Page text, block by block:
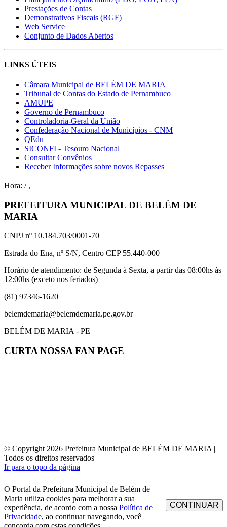
Prestações de Contas
Demonstrativos Fiscais (RGF)
Web Service
Conjunto de Dados Abertos
LINKS ÚTEIS
Câmara Municipal de BELÉM DE MARIA
Tribunal de Contas do Estado de Pernambuco
AMUPE
Governo de Pernambuco
Controladoria-Geral da União
Confederação Nacional de Municípios - CNM
QEdu
SICONFI - Tesouro Nacional
Consultar Convênios
Receber Informações sobre novos Repasses
Hora: / ,
PREFEITURA MUNICIPAL DE BELÉM DE
MARIA
CNPJ nº 10.184.703/0001-70
Estrada do Ena, nº S/N, Centro CEP 55.440-000
Horário de atendimento: de Segunda à Sexta, a partir das 08:00hs às
12:00hs (exceto nos feriados)
(81) 97346-1620
belemdemaria@belemdemaria.pe.gov.br
BELÉM DE MARIA - PE
CURTA NOSSA FAN PAGE
© Copyright 2026 Prefeitura Municipal de BELÉM DE MARIA |
Todos os direitos reservados
Ir para o topo da página
O Portal da Prefeitura Municipal de Belém de
Maria utiliza cookies para melhorar a sua
experiência, de acordo com a nossa Política de
Privacidade, ao continuar navegando, você
CONTINUAR